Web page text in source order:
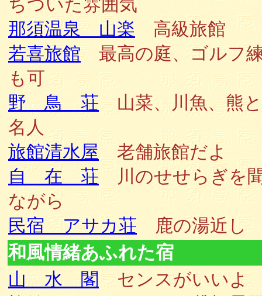
ちついた雰囲気
那須温泉 山楽 高級旅館
若喜旅館最高の庭、ゴルフ
も可
野 鳥 荘山菜、川魚、熊
名人
旅館清水屋 老舗旅館だよ
自 在 荘 川のせせらぎを
ながら
民宿 アサカ荘 鹿の湯近し
和風情緒あふれた宿
山 水 閣 センスがいいよ